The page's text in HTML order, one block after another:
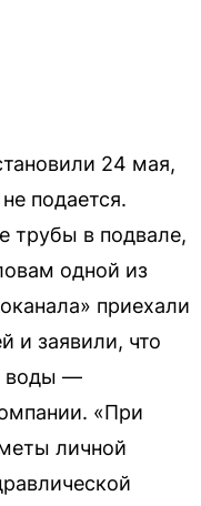
24 мая,
подается.
трубы в подвале,
одной из
приехали
и заявили, что
воды —
«При
личной